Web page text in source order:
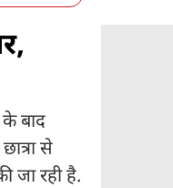
बाद
से
जा रही है.